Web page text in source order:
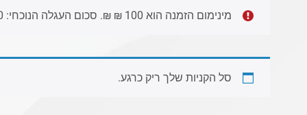
מינימום הזמנה הוא 100
₪ ₪. סכום העגלה הנוכחי:
סל הקניות שלך ריק כרגע.